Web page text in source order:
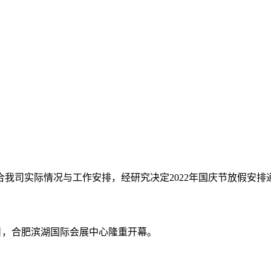
司实际情况与工作安排，经研究决定2022年国庆节放假安排
合肥滨湖国际会展中心隆重开幕。